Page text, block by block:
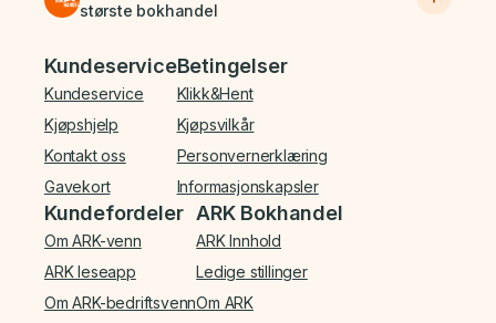
største bokhandel
Bunnmeny
Kundeservice
Kundeservice
Kjøpshjelp
Kontakt oss
Gavekort
Betingelser
Klikk&Hent
Kjøpsvilkår
Personvernerklæring
Informasjonskapsler
Kundefordeler
Om ARK-venn
ARK leseapp
Om ARK-bedriftsvenn
ARK Bokhandel
ARK Innhold
Ledige stillinger
Om ARK